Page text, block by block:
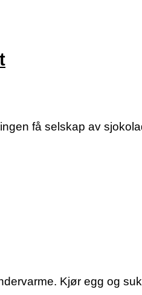
få selskap av
Kjør egg og